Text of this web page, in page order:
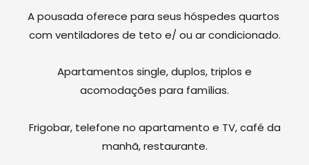
A pousada oferece para seus hóspedes quartos
com ventiladores de teto e/ ou ar condicionado.
Apartamentos single, duplos, triplos e
acomodações para famílias.
Frigobar, telefone no apartamento e TV, café da
manhã, restaurante.